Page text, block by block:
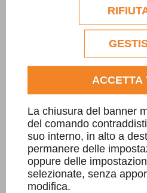
Eventuali cookie di
commerciali verranno
esclusivamente previa
consenso dell'utente.
Consulta l'informativa
ACCETTA
La chiusura del banner
del comando
suo interno, in alto a
permanere delle
oppure delle
selezionate, senza
modifica.